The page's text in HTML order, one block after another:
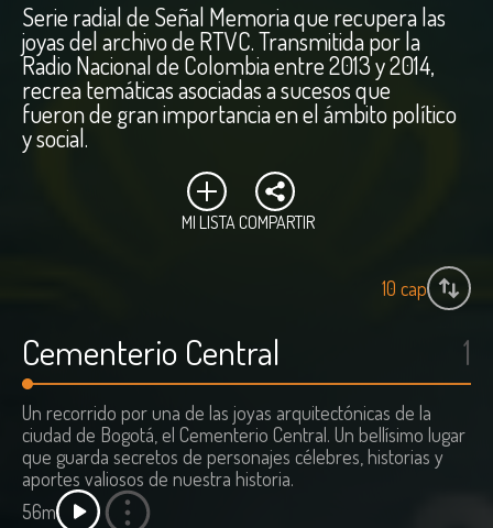
Serie radial de Señal Memoria que recupera las
joyas del archivo de RTVC. Transmitida por la
Radio Nacional de Colombia entre 2013 y 2014,
recrea temáticas asociadas a sucesos que
fueron de gran importancia en el ámbito político
y social.
MI LISTACOMPARTIR
10 cap
Cementerio Central 1
Un recorrido por una de las joyas arquitectónicas de la
ciudad de Bogotá, el Cementerio Central. Un bellísimo lugar
que guarda secretos de personajes célebres, historias y
aportes valiosos de nuestra historia.
56m